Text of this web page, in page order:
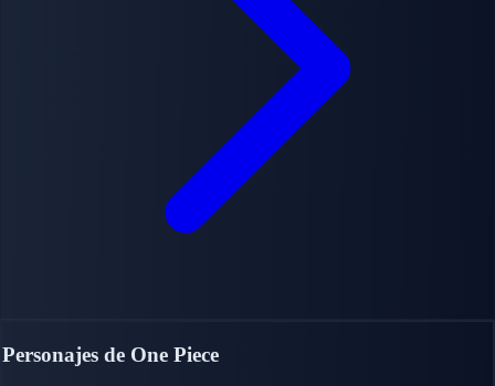
Personajes de One Piece